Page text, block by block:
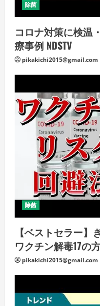
除菌
コロナ対策に検温
療事例 NDSTV
pikakichi2015@gmail.com
除菌
【ベストセラー
ワクチン解毒17の
pikakichi2015@gmail.com